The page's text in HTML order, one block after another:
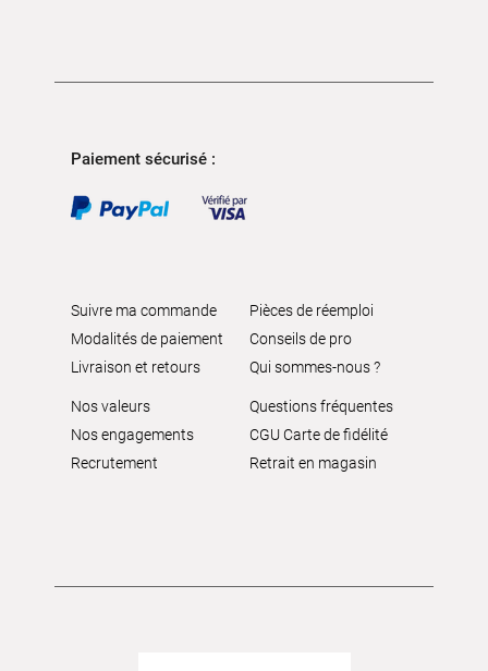
Paiement sécurisé :
Suivre ma commande
Modalités de paiement
Livraison et retours
Pièces de réemploi
Conseils de pro
Qui sommes-nous ?
Nos valeurs
Nos engagements
Recrutement
Questions fréquentes
CGU Carte de fidélité
Retrait en magasin